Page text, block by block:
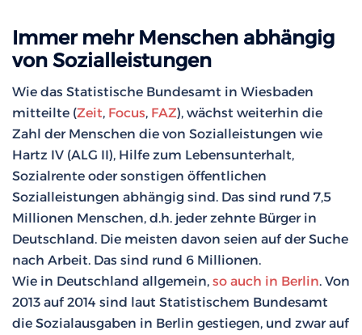
Immer mehr Menschen abhängig
von Sozialleistungen
Wie das Statistische Bundesamt in Wiesbaden
mitteilte (Zeit, Focus, FAZ), wächst weiterhin die
Zahl der Menschen die von Sozialleistungen wie
Hartz IV (ALG II), Hilfe zum Lebensunterhalt,
Sozialrente oder sonstigen öffentlichen
Sozialleistungen abhängig sind. Das sind rund 7,5
Millionen Menschen, d.h. jeder zehnte Bürger in
Deutschland. Die meisten davon seien auf der Suche
nach Arbeit. Das sind rund 6 Millionen.
Wie in Deutschland allgemein, so auch in Berlin. Von
2013 auf 2014 sind laut Statistischem Bundesamt
die Sozialausgaben in Berlin gestiegen, und zwar auf